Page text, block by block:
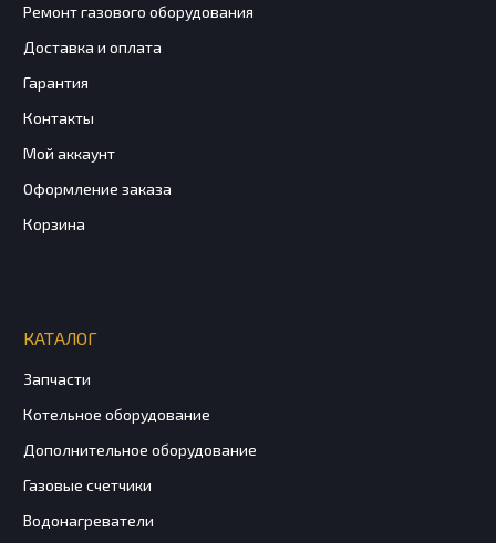
Ремонт газового оборудования
Доставка и оплата
Гарантия
Контакты
Мой аккаунт
Оформление заказа
Корзина
КАТАЛОГ
Запчасти
Котельное оборудование
Дополнительное оборудование
Газовые счетчики
Водонагреватели